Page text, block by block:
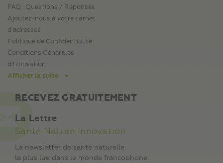
FAQ : Questions / Réponses
Ajoutez-nous à votre carnet
d’adresses
Politique de Confidentialité
Conditions Générales
d’Utilisation
Afficher la suite
RECEVEZ GRATUITEMENT
La Lettre
Santé Nature Innovation
La newsletter de santé naturelle
la plus lue dans le monde francophone.